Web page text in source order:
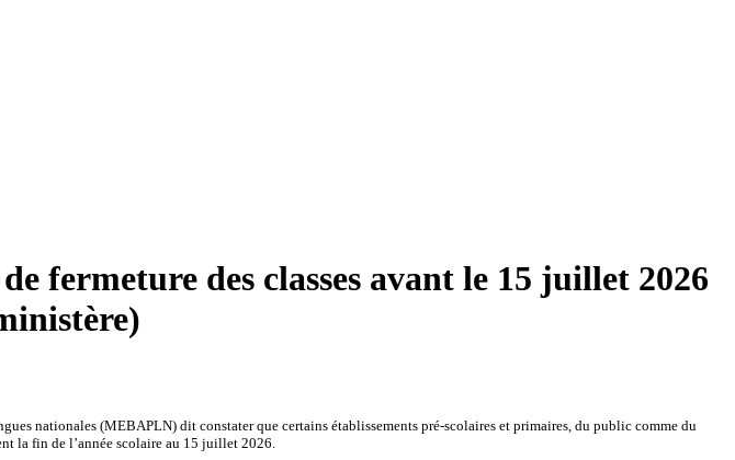
fermeture des classes avant le 15 juillet 2026
nationales (MEBAPLN) dit constater que certains établissements pré-scolaires et primaires, du public comme du
la fin de l’année scolaire au 15 juillet 2026.